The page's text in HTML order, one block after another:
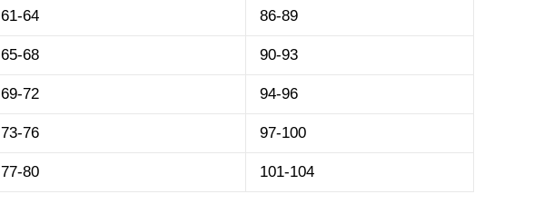
61-64 86-89
65-68 90-93
69-72 94-96
73-76 97-100
77-80 101-104